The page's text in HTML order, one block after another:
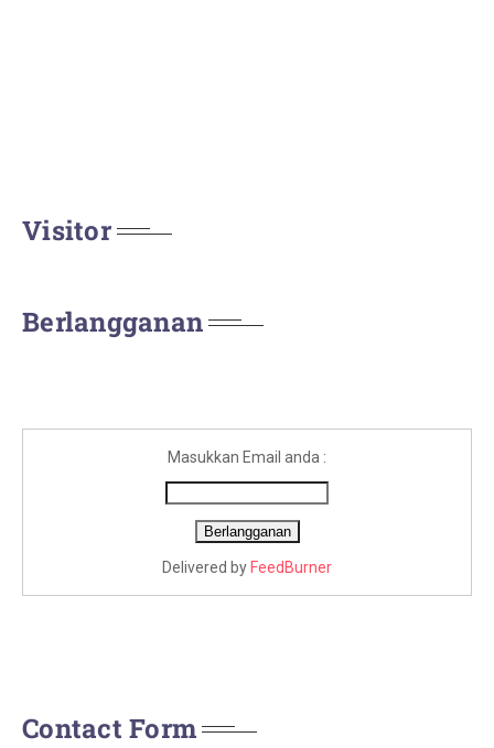
Visitor
Berlangganan
Masukkan Email anda :
Delivered by FeedBurner
Contact Form